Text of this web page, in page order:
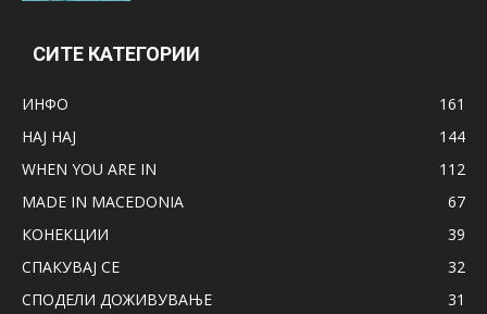
СИТЕ КАТЕГОРИИ
ИНФО
161
НАЈ НАЈ
144
WHEN YOU ARE IN
112
MADE IN MACEDONIA
67
КОНЕКЦИИ
39
СПАКУВАЈ СЕ
32
СПОДЕЛИ ДОЖИВУВАЊЕ
31